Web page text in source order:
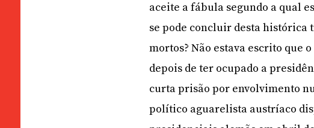
aceite a fábula segundo a qual
se pode concluir desta histórica
mortos? Não estava escrito que
depois de ter ocupado a
curta prisão por envolvimento
político aguarelista austríaco